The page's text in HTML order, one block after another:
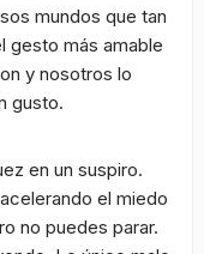
mundos que tan
gesto más amable
y nosotros lo
gusto.
en un suspiro.
el miedo
no puedes parar.